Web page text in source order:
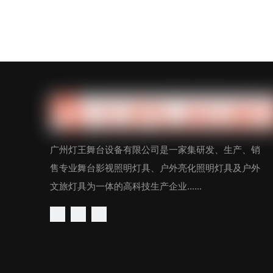
广州灯王舞台设备有限公司是一家集研发、生产、销
售专业舞台影视照明灯具、户外亮化照明灯具及户外
文旅灯具为一体的高科技生产企业......